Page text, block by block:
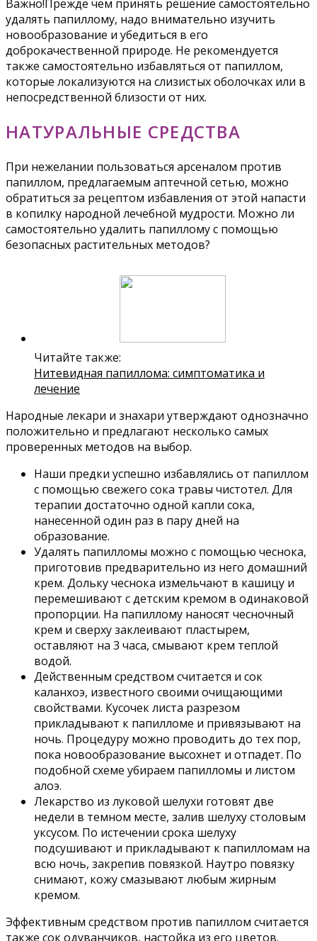
Важно!Прежде чем принять решение самостоятельно
удалять папиллому, надо внимательно изучить
новообразование и убедиться в его
доброкачественной природе. Не рекомендуется
также самостоятельно избавляться от папиллом,
которые локализуются на слизистых оболочках или в
непосредственной близости от них.
НАТУРАЛЬНЫЕ СРЕДСТВА
При нежелании пользоваться арсеналом против
папиллом, предлагаемым аптечной сетью, можно
обратиться за рецептом избавления от этой напасти
в копилку народной лечебной мудрости. Можно ли
самостоятельно удалить папиллому с помощью
безопасных растительных методов?
Читайте также:
Нитевидная папиллома: симптоматика и
лечение
Народные лекари и знахари утверждают однозначно
положительно и предлагают несколько самых
проверенных методов на выбор.
Наши предки успешно избавлялись от папиллом
с помощью свежего сока травы чистотел. Для
терапии достаточно одной капли сока,
нанесенной один раз в пару дней на
образование.
Удалять папилломы можно с помощью чеснока,
приготовив предварительно из него домашний
крем. Дольку чеснока измельчают в кашицу и
перемешивают с детским кремом в одинаковой
пропорции. На папиллому наносят чесночный
крем и сверху заклеивают пластырем,
оставляют на 3 часа, смывают крем теплой
водой.
Действенным средством считается и сок
каланхоэ, известного своими очищающими
свойствами. Кусочек листа разрезом
прикладывают к папилломе и привязывают на
ночь. Процедуру можно проводить до тех пор,
пока новообразование высохнет и отпадет. По
подобной схеме убираем папилломы и листом
алоэ.
Лекарство из луковой шелухи готовят две
недели в темном месте, залив шелуху столовым
уксусом. По истечении срока шелуху
подсушивают и прикладывают к папилломам на
всю ночь, закрепив повязкой. Наутро повязку
снимают, кожу смазывают любым жирным
кремом.
Эффективным средством против папиллом считается
также сок одуванчиков, настойка из его цветов.